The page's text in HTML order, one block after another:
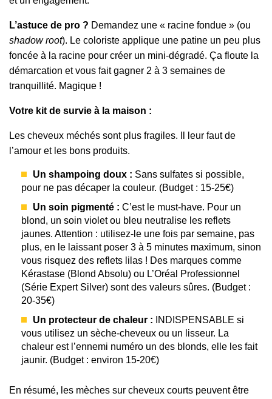
L’astuce de pro ? Demandez une « racine fondue » (ou
shadow root). Le coloriste applique une patine un peu plus
foncée à la racine pour créer un mini-dégradé. Ça floute la
démarcation et vous fait gagner 2 à 3 semaines de
tranquillité. Magique !
Votre kit de survie à la maison :
Les cheveux méchés sont plus fragiles. Il leur faut de
l’amour et les bons produits.
Un shampoing doux : Sans sulfates si possible,
pour ne pas décaper la couleur. (Budget : 15-25€)
Un soin pigmenté : C’est le must-have. Pour un
blond, un soin violet ou bleu neutralise les reflets
jaunes. Attention : utilisez-le une fois par semaine, pas
plus, en le laissant poser 3 à 5 minutes maximum, sinon
vous risquez des reflets lilas ! Des marques comme
Kérastase (Blond Absolu) ou L’Oréal Professionnel
(Série Expert Silver) sont des valeurs sûres. (Budget :
20-35€)
Un protecteur de chaleur : INDISPENSABLE si
vous utilisez un sèche-cheveux ou un lisseur. La
chaleur est l’ennemi numéro un des blonds, elle les fait
jaunir. (Budget : environ 15-20€)
En résumé, les mèches sur cheveux courts peuvent être